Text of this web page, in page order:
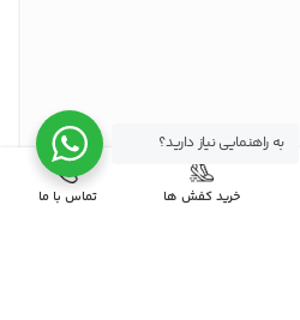
خرید کفش ها تماس با ما
به راهنمایی نیاز دارید؟